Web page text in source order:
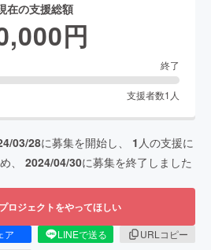
在の支援総額
円
終了
支援者数1 人
03/28に募集を開始し、 1 人の支援に
、 2024/04/30に募集を終了しました
ロジェクトをやってほしい
ア LINEで送る
URLコピー